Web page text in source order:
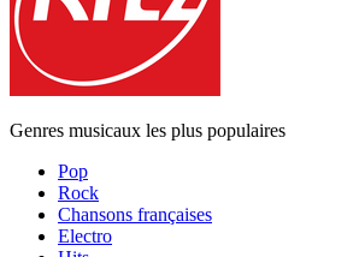
Genres musicaux les plus populaires
Pop
Rock
Chansons françaises
Electro